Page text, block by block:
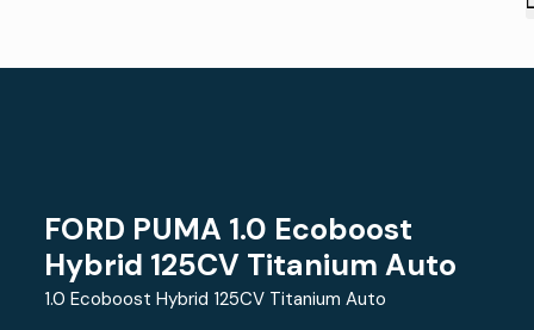
FORD PUMA 1.0 Ecoboost
Hybrid 125CV Titanium Auto
1.0 Ecoboost Hybrid 125CV Titanium Auto